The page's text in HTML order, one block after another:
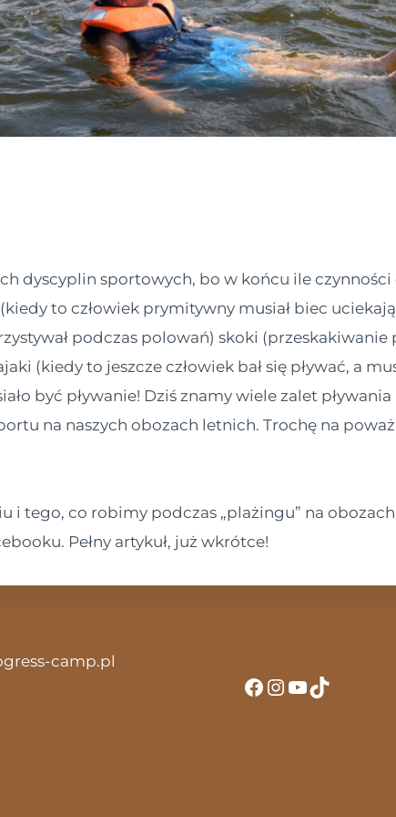
dyscyplin sportowych, bo w końcu ile
to człowiek prymitywny musiał biec
podczas polowań) skoki
(kiedy to jeszcze człowiek bał się pływać, a
być pływanie! Dziś znamy wiele zalet
na naszych obozach letnich. Trochę na
i tego, co robimy podczas „plażingu” na
Pełny artykuł, już wkrótce!
camp.pl
Facebook
Instagram
YouTube
TikTok